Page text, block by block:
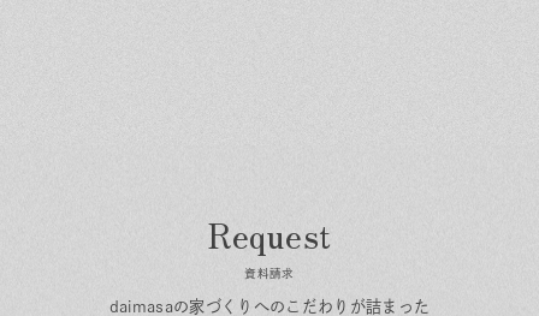
資料請求
daimasaの家づくりへのこだわりが詰まった